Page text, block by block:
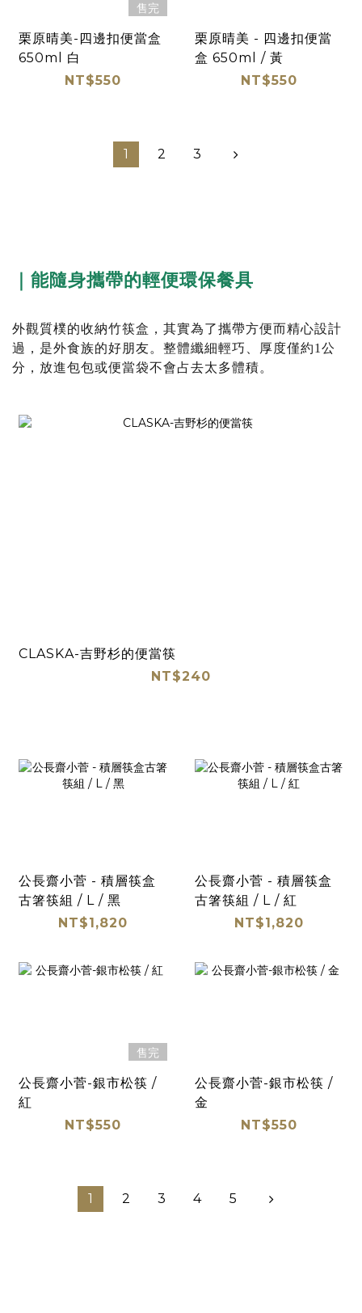
售完
栗原晴美-四邊扣便當盒
650ml 白
NT$550
栗原晴美 - 四邊扣便當
盒 650ml / 黃
NT$550
1 2 3
｜能隨身攜帶的輕便環保餐具
外觀質樸的收納竹筷盒，其實為了攜帶方便而精心設計
過，是外食族的好朋友。整體纖細輕巧、厚度僅約1公
分，放進包包或便當袋不會占去太多體積。
CLASKA-吉野杉的便當筷
NT$240
公長齋小菅 - 積層筷盒
古箸筷組 / L / 黑
NT$1,820
公長齋小菅 - 積層筷盒
古箸筷組 / L / 紅
NT$1,820
售完
公長齋小菅-銀市松筷 /
紅
NT$550
公長齋小菅-銀市松筷 /
金
NT$550
1 2 3 4 5